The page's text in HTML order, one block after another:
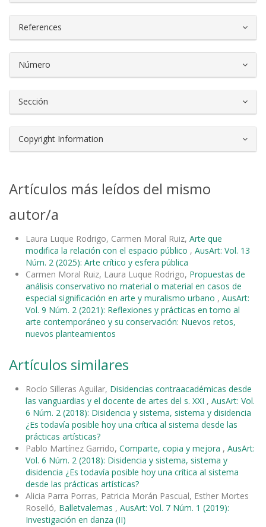
References
Número
Sección
Copyright Information
Artículos más leídos del mismo
autor/a
Laura Luque Rodrigo, Carmen Moral Ruiz, Arte que
modifica la relación con el espacio público , AusArt: Vol. 13
Núm. 2 (2025): Arte crítico y esfera pública
Carmen Moral Ruiz, Laura Luque Rodrigo, Propuestas de
análisis conservativo no material o material en casos de
especial significación en arte y muralismo urbano , AusArt:
Vol. 9 Núm. 2 (2021): Reflexiones y prácticas en torno al
arte contemporáneo y su conservación: Nuevos retos,
nuevos planteamientos
Artículos similares
Rocío Silleras Aguilar, Disidencias contraacadémicas desde
las vanguardias y el docente de artes del s. XXI , AusArt: Vol.
6 Núm. 2 (2018): Disidencia y sistema, sistema y disidencia
¿Es todavía posible hoy una crítica al sistema desde las
prácticas artísticas?
Pablo Martínez Garrido, Comparte, copia y mejora , AusArt:
Vol. 6 Núm. 2 (2018): Disidencia y sistema, sistema y
disidencia ¿Es todavía posible hoy una crítica al sistema
desde las prácticas artísticas?
Alicia Parra Porras, Patricia Morán Pascual, Esther Mortes
Roselló, Balletvalemas , AusArt: Vol. 7 Núm. 1 (2019):
Investigación en danza (II)